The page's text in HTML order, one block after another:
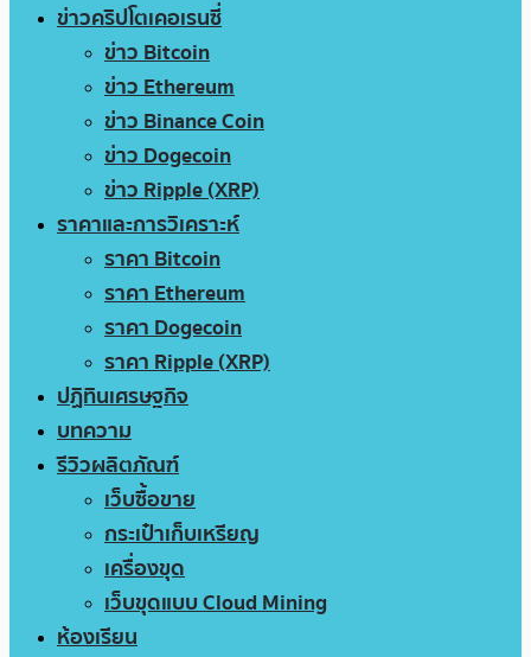
ข่าวคริปโตเคอเรนซี่
ข่าว Bitcoin
ข่าว Ethereum
ข่าว Binance Coin
ข่าว Dogecoin
ข่าว Ripple (XRP)
ราคาและการวิเคราะห์
ราคา Bitcoin
ราคา Ethereum
ราคา Dogecoin
ราคา Ripple (XRP)
ปฏิทินเศรษฐกิจ
บทความ
รีวิวผลิตภัณฑ์
เว็บซื้อขาย
กระเป๋าเก็บเหรียญ
เครื่องขุด
เว็บขุดแบบ Cloud Mining
ห้องเรียน